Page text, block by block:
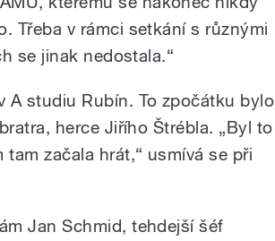
Třeba v rámci setkání s různými
se jinak nedostala.“
A studiu Rubín. To zpočátku
herce Jiřího Štrébla. „Byl to
začala hrát,“ usmívá se při
Jan Schmid, tehdejší šéf